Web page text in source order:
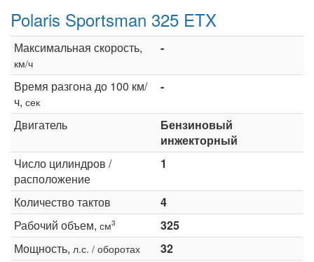
Polaris Sportsman 325 ETX
Максимальная скорость,
км/ч
-
Время разгона до 100 км/
ч, сек
-
Двигатель
Бензиновый
инжекторный
Число цилиндров /
расположение
1
Количество тактов
4
Рабочий объем, см3
325
Мощность, л.с. / оборотах
32